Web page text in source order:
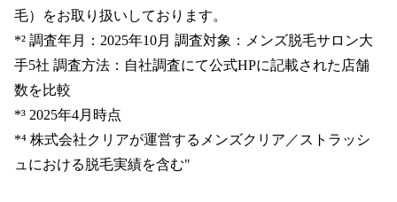
毛）をお取り扱いしております。
*² 調査年月：2025年10月 調査対象：メンズ脱毛サロン大
手5社 調査方法：自社調査にて公式HPに記載された店舗
数を比較
*³ 2025年4月時点
*⁴ 株式会社クリアが運営するメンズクリア／ストラッシ
ュにおける脱毛実績を含む"